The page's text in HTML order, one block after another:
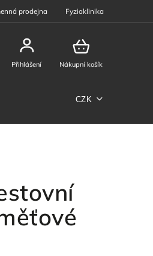
prodejna Fyzioklinika
Nákupní košík
Přihlášení
CZK Sportovní